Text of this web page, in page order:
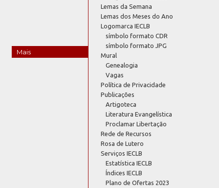
Mais
Lemas da Semana
Lemas dos Meses do Ano
Logomarca IECLB
símbolo formato CDR
símbolo formato JPG
Mural
Genealogia
Vagas
Política de Privacidade
Publicações
Artigoteca
Literatura Evangelística
Proclamar Libertação
Rede de Recursos
Rosa de Lutero
Serviços IECLB
Estatística IECLB
Índices IECLB
Plano de Ofertas 2023